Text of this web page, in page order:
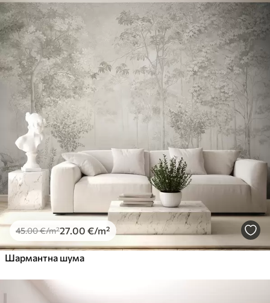
45.00€/m²27 .00 €/m²
Шармантна шума